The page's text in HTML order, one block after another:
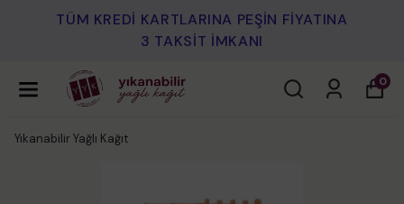
TÜM KREDİ KARTLARINA PEŞİN FİYATINA
3 TAKSİT İMKANI
0
Yıkanabilir Yağlı Kağıt